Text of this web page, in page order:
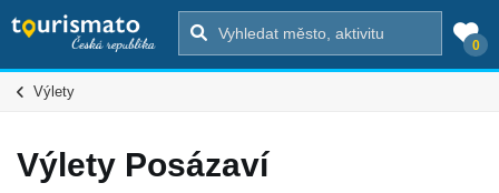
0
Výlety
Výlety Posázaví